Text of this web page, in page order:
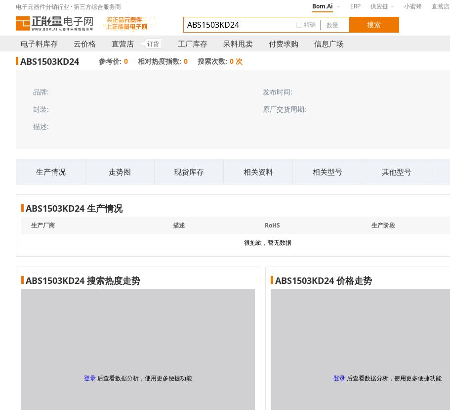
电子元器件分销行业 · 第三方综合服务商 Bom.Ai ERP 供应链 小蜜蜂 直营店
精确
电子料库存 云价格 直营店 订货 工厂库存 呆料甩卖 付费求购 信息广场
ABS1503KD24 参考价: 0 相对热度指数: 0 搜索次数: 0 次
品牌:
发布时间:
封装:
原厂交货周期:
描述:
生产情况 走势图 现货库存 相关资料 相关型号 其他型号
ABS1503KD24 生产情况
生产厂商 描述 RoHS 生产阶段
很抱歉，暂无数据
ABS1503KD24 搜索热度走势
登录 后查看数据分析，使用更多便捷功能
ABS1503KD24 价格走势
登录 后查看数据分析，使用更多便捷功能